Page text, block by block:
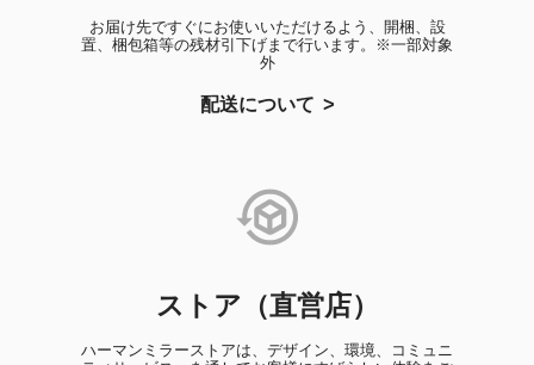
お届け先ですぐにお使いいただけるよう、開梱、設
置、梱包箱等の残材引下げまで行います。※一部対象
外
配送について
ストア（直営店）
ハーマンミラーストアは、デザイン、環境、コミュニ